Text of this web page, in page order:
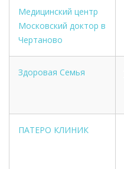
Медицинский центр
Московский доктор в
Чертаново
Здоровая Семья
ПАТЕРО КЛИНИК